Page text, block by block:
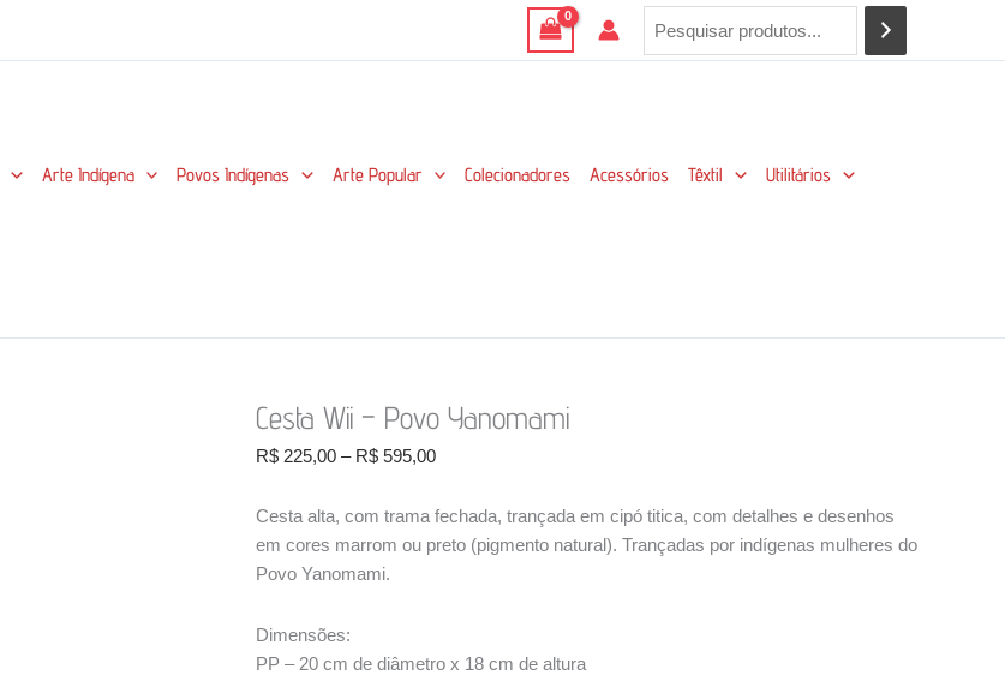
Arte Indígena Povos Indígenas Arte Popular Colecionadores Acessórios Têxtil Utilitários
Cesta Wii – Povo Yanomami
R$ 225,00 – R$ 595,00Faixa
preço:
R$ 225,00
Cesta alta, com trama fechada, trançada em cipó titica, com detalhes e desenhos
em cores marrom ou preto (pigmento natural). Trançadas por indígenas mulheres do
Povo Yanomami.
Dimensões:
PP – 20 cm de diâmetro x 18 cm de altura